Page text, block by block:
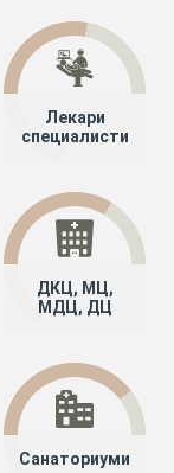
Лекари
специалисти
ДКЦ, МЦ,
МДЦ, ДЦ
Санаториуми